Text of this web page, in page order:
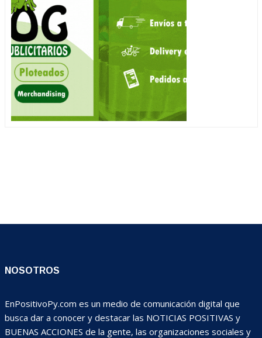
NOSOTROS
EnPositivoPy.com es un medio de comunicación digital que
busca dar a conocer y destacar las NOTICIAS POSITIVAS y
BUENAS ACCIONES de la gente, las organizaciones sociales y